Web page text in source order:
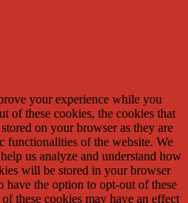
your experience while you
of these cookies, the cookies that
on your browser as they are
functionalities of the website. We
us analyze and understand how
will be stored in your browser
the option to opt-out of these
these cookies may have an effect